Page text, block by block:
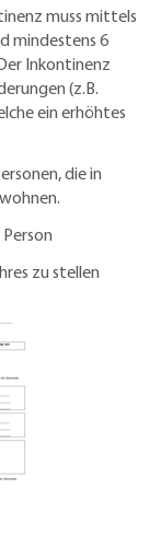
muss mittels
mindestens 6
Inkontinenz
(z.B.
ein erhöhtes
die in
zu stellen